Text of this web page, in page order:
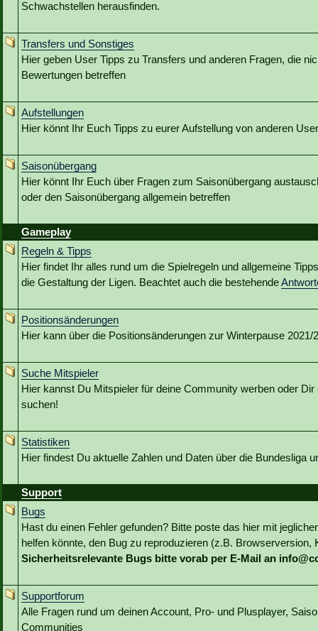
Schwachstellen herausfinden.
Transfers und Sonstiges
Hier geben User Tipps zu Transfers und anderen Fragen, die
Bewertungen betreffen
Aufstellungen
Hier könnt Ihr Euch Tipps zu eurer Aufstellung von anderen
Saisonübergang
Hier könnt Ihr Euch über Fragen zum Saisonübergang
oder den Saisonübergang allgemein betreffen
Gameplay
Regeln & Tipps
Hier findet Ihr alles rund um die Spielregeln und allgemeine
die Gestaltung der Ligen. Beachtet auch die bestehende
Positionsänderungen
Hier kann über die Positionsänderungen zur Winterpause 2021/
Suche Mitspieler
Hier kannst Du Mitspieler für deine Community werben oder Dir
suchen!
Statistiken
Hier findest Du aktuelle Zahlen und Daten über die Bundesliga
Support
Bugs
Hast du einen Fehler gefunden? Bitte poste das hier mit
helfen könnte, den Bug zu reproduzieren (z.B. Browserversion,
Sicherheitsrelevante Bugs bitte vorab per E-Mail an
Supportforum
Alle Fragen rund um deinen Account, Pro- und Plusplayer,
Communities